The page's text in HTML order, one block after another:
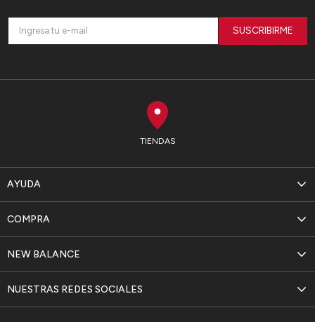
TIENDAS
AYUDA
NEW BALANCE
COMPRA
NUESTRAS REDES SOCIALES
SUSCRIBIRME